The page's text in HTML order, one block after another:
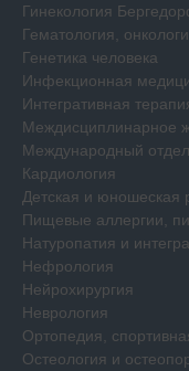
Гинекология
Гематология,
Генетика человека
Инфекционная
Интегративная
Междисциплинарное
Международный отдел
Кардиология
Детская и юношеская
Пищевые аллергии,
Натуропатия и
Нефрология
Нейрохирургия
Неврология
Ортопедия,
Остеология и